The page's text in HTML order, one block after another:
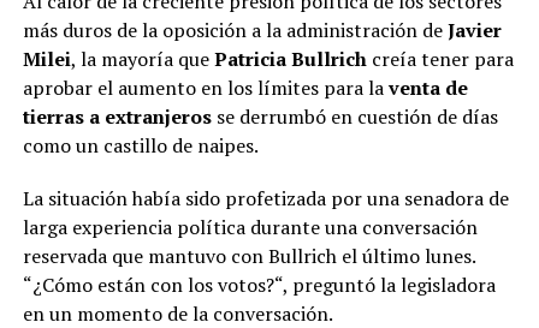
más duros de la oposición a la administración deJavier
Milei, la mayoría quePatricia Bullrich creía tener para
aprobar el aumento en los límites para laventa de
tierras a extranjerosse derrumbó en cuestión de días
como un castillo de naipes.
La situación había sido profetizada por una senadora de
larga experiencia política durante una conversación
reservada que mantuvo con Bullrich el último lunes.
“¿Cómo están con los votos?“, preguntó la legisladora
en un momento de la conversación.